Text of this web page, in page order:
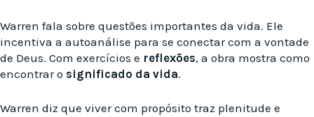
Warren fala sobre questões importantes da vida. Ele
incentiva a autoanálise para se conectar com a vontade
de Deus. Com exercícios e reflexões, a obra mostra como
encontrar o significado da vida.
Warren diz que viver com propósito traz plenitude e